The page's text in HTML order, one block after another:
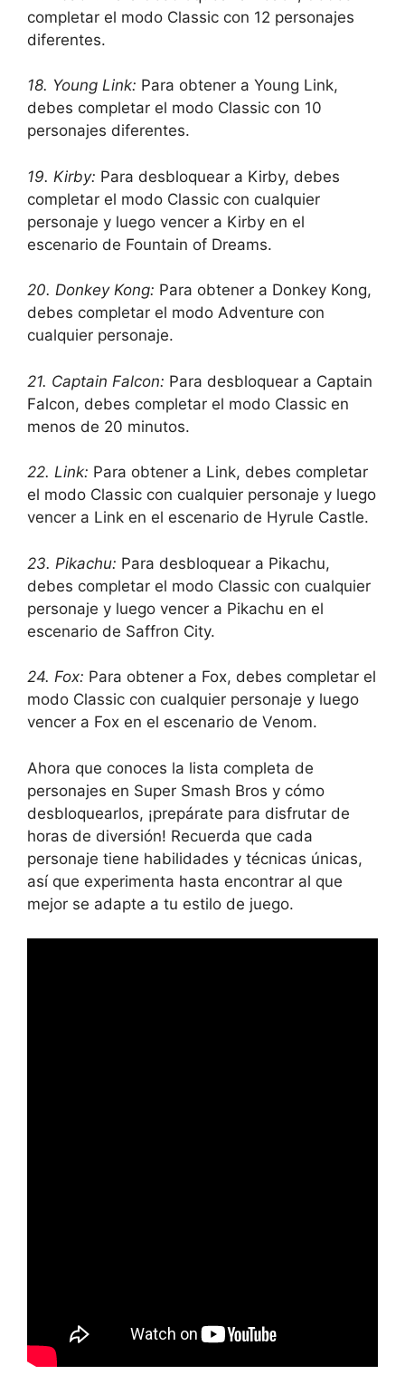
completar el modo Classic con 12 personajes
diferentes.
18. Young Link: Para obtener a Young Link,
debes completar el modo Classic con 10
personajes diferentes.
19. Kirby: Para desbloquear a Kirby, debes
completar el modo Classic con cualquier
personaje y luego vencer a Kirby en el
escenario de Fountain of Dreams.
20. Donkey Kong: Para obtener a Donkey Kong,
debes completar el modo Adventure con
cualquier personaje.
21. Captain Falcon: Para desbloquear a Captain
Falcon, debes completar el modo Classic en
menos de 20 minutos.
22. Link: Para obtener a Link, debes completar
el modo Classic con cualquier personaje y luego
vencer a Link en el escenario de Hyrule Castle.
23. Pikachu: Para desbloquear a Pikachu,
debes completar el modo Classic con cualquier
personaje y luego vencer a Pikachu en el
escenario de Saffron City.
24. Fox: Para obtener a Fox, debes completar el
modo Classic con cualquier personaje y luego
vencer a Fox en el escenario de Venom.
Ahora que conoces la lista completa de
personajes en Super Smash Bros y cómo
desbloquearlos, ¡prepárate para disfrutar de
horas de diversión! Recuerda que cada
personaje tiene habilidades y técnicas únicas,
así que experimenta hasta encontrar al que
mejor se adapte a tu estilo de juego.